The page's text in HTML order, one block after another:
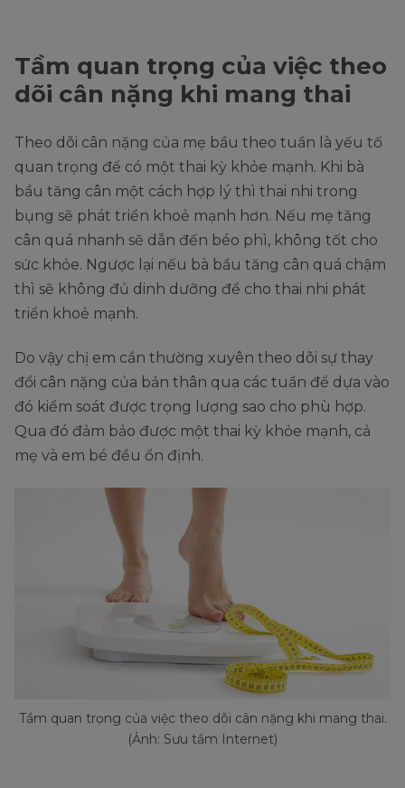
Tầm quan trọng của việc theo
dõi cân nặng khi mang thai
Theo dõi cân nặng của mẹ bầu theo tuần là yếu tố
quan trọng để có một thai kỳ khỏe mạnh. Khi bà
bầu tăng cân một cách hợp lý thì thai nhi trong
bụng sẽ phát triển khoẻ mạnh hơn. Nếu mẹ tăng
cân quá nhanh sẽ dẫn đến béo phì, không tốt cho
sức khỏe. Ngược lại nếu bà bầu tăng cân quá chậm
thì sẽ không đủ dinh dưỡng để cho thai nhi phát
triển khoẻ mạnh.
Do vậy chị em cần thường xuyên theo dõi sự thay
đổi cân nặng của bản thân qua các tuần để dựa vào
đó kiểm soát được trọng lượng sao cho phù hợp.
Qua đó đảm bảo được một thai kỳ khỏe mạnh, cả
mẹ và em bé đều ổn định.
Tầm quan trọng của việc theo dõi cân nặng khi mang thai.
(Ảnh: Sưu tầm Internet)